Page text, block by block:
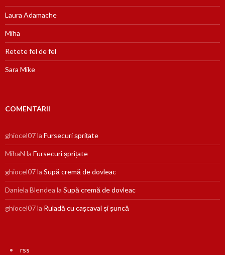
Laura Adamache
Miha
Retete fel de fel
Sara Mike
COMENTARII
ghiocel07la Fursecuri șprițate
MihaN la Fursecuri șprițate
ghiocel07la Supă cremă de dovleac
Daniela Blendea la Supă cremă de dovleac
ghiocel07la Ruladă cu cașcaval și șuncă
rss